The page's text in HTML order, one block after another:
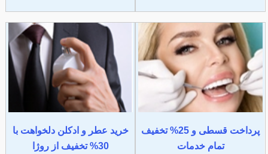
پرداخت قسطی و 25% تخفیف
تمام خدمات
خرید عطر و ادکلن دلخواهت با
30% تخفیف از روژا